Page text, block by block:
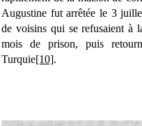
Augustine fut arrêtée le 3
de voisins qui se refusaient à
mois de prison, puis
Turquie[10].